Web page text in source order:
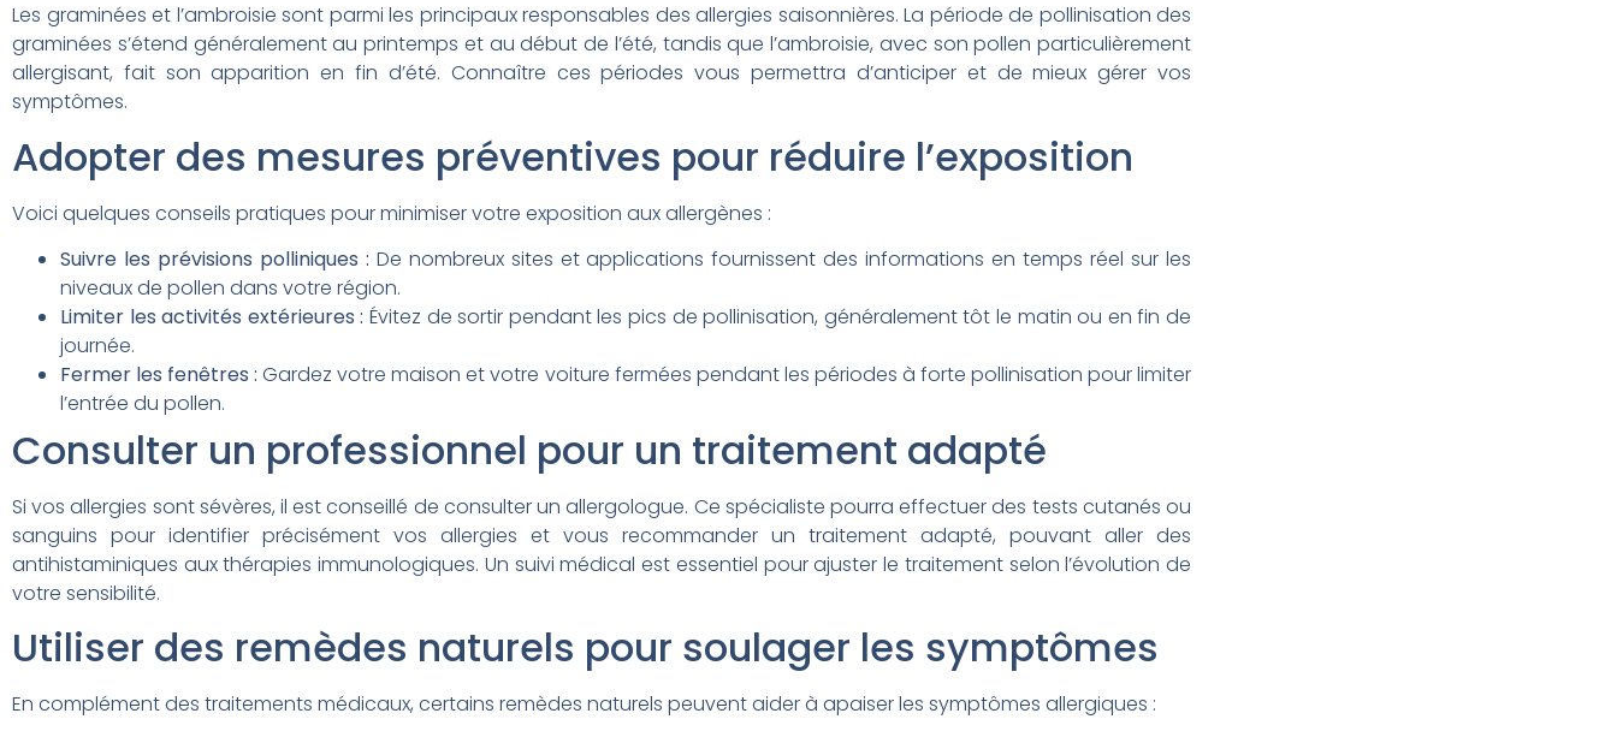
Les graminées et l’ambroisie sont parmi les principaux responsables des allergies saisonnières. La période de pollinisation des
graminées s’étend généralement au printemps et au début de l’été, tandis que l’ambroisie, avec son pollen particulièrement
allergisant, fait son apparition en fin d’été. Connaître ces périodes vous permettra d’anticiper et de mieux gérer vos
symptômes.
Adopter des mesures préventives pour réduire l’exposition
Voici quelques conseils pratiques pour minimiser votre exposition aux allergènes :
Suivre les prévisions polliniques : De nombreux sites et applications fournissent des informations en temps réel sur les
niveaux de pollen dans votre région.
Limiter les activités extérieures : Évitez de sortir pendant les pics de pollinisation, généralement tôt le matin ou en fin de
journée.
Fermer les fenêtres : Gardez votre maison et votre voiture fermées pendant les périodes à forte pollinisation pour limiter
l’entrée du pollen.
Consulter un professionnel pour un traitement adapté
Si vos allergies sont sévères, il est conseillé de consulter un allergologue. Ce spécialiste pourra effectuer des tests cutanés ou
sanguins pour identifier précisément vos allergies et vous recommander un traitement adapté, pouvant aller des
antihistaminiques aux thérapies immunologiques. Un suivi médical est essentiel pour ajuster le traitement selon l’évolution de
votre sensibilité.
Utiliser des remèdes naturels pour soulager les symptômes
En complément des traitements médicaux, certains remèdes naturels peuvent aider à apaiser les symptômes allergiques :